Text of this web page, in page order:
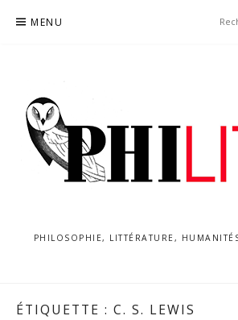
MENU
PHILOSOPHIE, LITTÉRATURE,
ÉTIQUETTE : C. S. LEWIS